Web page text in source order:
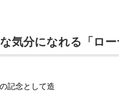
気分になれる「ロー
記念として造